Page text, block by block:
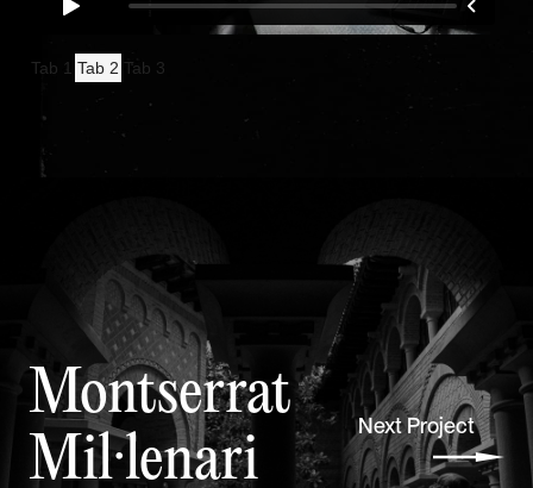
Tab 1 Tab 2 Tab 3
Montserrat
Mil·lenari
Next Project